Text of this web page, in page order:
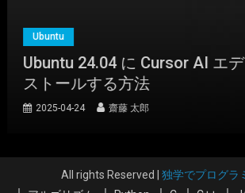
Ubuntu
Ubuntu 24.04 に Cursor AI エ
ストールする方法
2025-04-24 齋藤 太郎
All rights Reserved | 独学でプログラ